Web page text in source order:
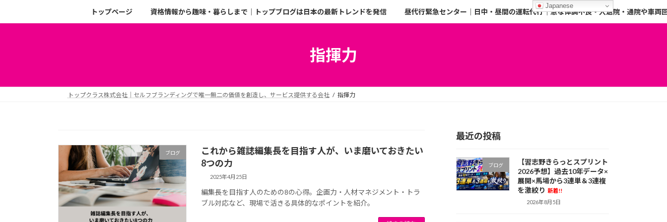
トップページ 資格情報から趣味・暮らしまで｜トップブログは日本の最新トレンドを発信 昼代行緊急センター｜日中・昼間の運転代行｜急な体調不良・入退院・通院や車両
指揮力
トップクラス株式会社｜セルフブランディングで唯一無二の価値を創造し、サービス提供する会社 指揮力
ブログ
これから雑誌編集長を目指す人が、いま磨いておきたい
8つの力
2025年4月25日
編集長を目指す人のための8の心得。企画力・人材マネジメント・トラ
ブル対応など、現場で活きる具体的なポイントを紹介。
最近の投稿
ブログ
【習志野きらっとスプリント
2026予想】過去10年データ×
展開×馬場から3連単＆3連複
を激絞り 新着!!
2026年8月5日
Japanese